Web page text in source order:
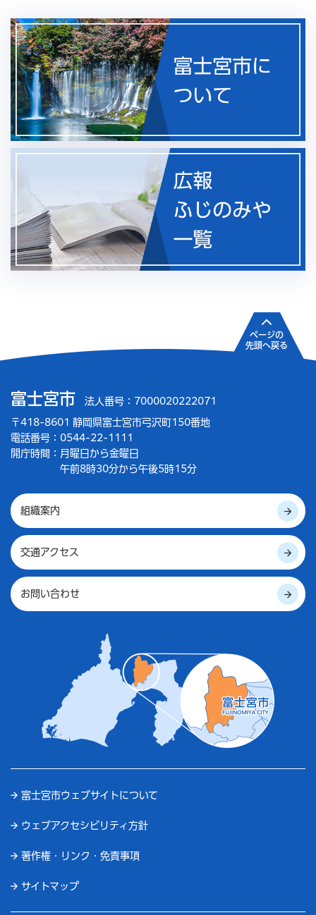
富士宮市 法人番号：7000020222071
〒418-8601 静岡県富士宮市弓沢町150番地
電話番号：0544-22-1111
開庁時間： 月曜日から金曜日
午前8時30分から午後5時15分
組織案内
交通アクセス
お問い合わせ
富士宮市ウェブサイトについて
ウェブアクセシビリティ方針
著作権・リンク・免責事項
サイトマップ
ページの
先頭へ戻る